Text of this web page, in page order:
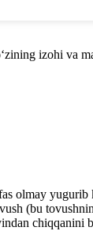
izohi va
olmay yugurib
(bu
chiqqanini